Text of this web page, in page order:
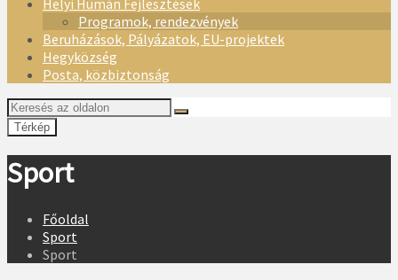
Helyi Humán Fejlesztések
Programok, rendezvények
Beruházások, Pályázatok, EU-projektek
Hegyközség
Posta, közbiztonság
Térkép
Sport
Főoldal
Sport
Sport